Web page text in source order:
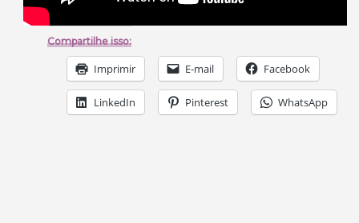
Compartilhe isso:
Imprimir E-mail Facebook
LinkedIn Pinterest WhatsApp